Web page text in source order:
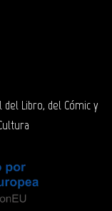
Libro, del Cómic y